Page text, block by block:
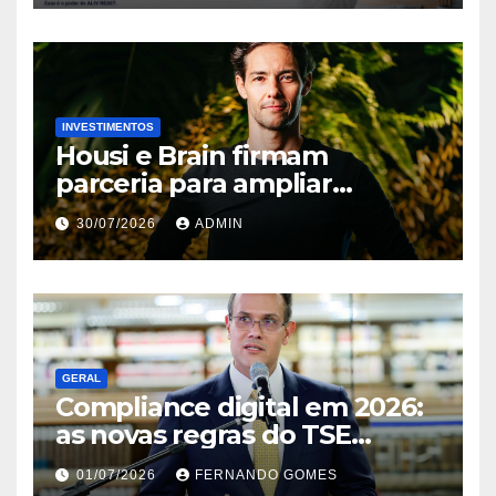
INVESTIMENTOS
Housi e Brain firmam
parceria para ampliar
inteligência de mercado em
lançamentos imobiliários
30/07/2026 ADMIN
GERAL
Compliance digital em 2026:
as novas regras do TSE
contra deepfakes e o desafio
01/07/2026 FERNANDO GOMES